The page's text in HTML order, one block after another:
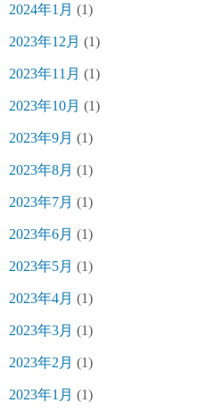
2024年1月 (1)
2023年12月 (1)
2023年11月 (1)
2023年10月 (1)
2023年9月 (1)
2023年8月 (1)
2023年7月 (1)
2023年6月 (1)
2023年5月 (1)
2023年4月 (1)
2023年3月 (1)
2023年2月 (1)
2023年1月 (1)